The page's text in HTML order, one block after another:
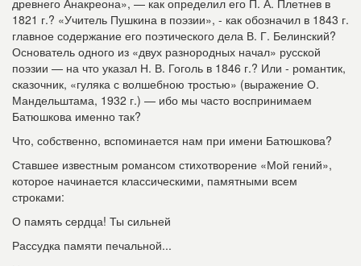
древнего Анакреона», — как определил его П. А. Плетнев в
1821 г.? «Учитель Пушкина в поэзии», - как обозначил в 1843 г.
главное содержание его поэтического дела В. Г. Белинский?
Основатель одного из «двух разнородных начал» русской
поэзии — на что указал Н. В. Гоголь в 1846 г.? Или - романтик,
сказочник, «гуляка с волшебною тростью» (выражение О.
Мандельштама, 1932 г.) — ибо мы часто воспринимаем
Батюшкова именно так?
Что, собственно, вспоминается нам при имени Батюшкова?
Ставшее известным романсом стихотворение «Мой гений»,
которое начинается классическими, памятными всем
строками:
О память сердца! Ты сильней
Рассудка памяти печальной...